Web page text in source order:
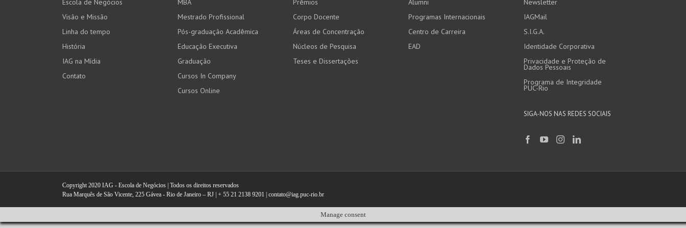
Escola de Negócios
Visão e Missão
Linha do tempo
História
IAG na Mídia
Contato
MBA
Mestrado Profissional
Pós-graduação Acadêmica
Educação Executiva
Graduação
Cursos In Company
Cursos Online
Prêmios
Corpo Docente
Áreas de Concentração
Núcleos de Pesquisa
Teses e Dissertações
Alumni
Programas Internacionais
Centro de Carreira
EAD
Newsletter
IAGMail
S.I.G.A.
Identidade Corporativa
Privacidade e Proteção de
Dados Pessoais
Programa de Integridade
PUC-Rio
SIGA-NOS NAS REDES SOCIAIS
Copyright 2020 IAG - Escola de Negócios | Todos os direitos reservados
Rua Marquês de São Vicente, 225 Gávea - Rio de Janeiro – RJ | + 55 21 2138 9201 | contato@iag.puc-rio.br
Manage consent